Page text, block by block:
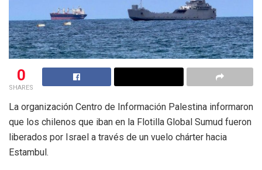
0
SHARES
La organización Centro de Información Palestina informaron
que los chilenos que iban en la Flotilla Global Sumud fueron
liberados por Israel a través de un vuelo chárter hacia
Estambul.